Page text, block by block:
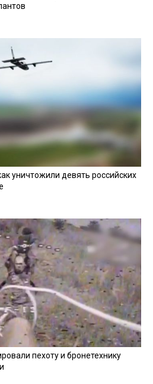
уничтожили девять российских
пехоту и бронетехнику